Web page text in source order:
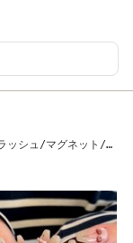
ッシュ/マグネット/韓